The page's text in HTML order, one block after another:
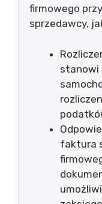
firmowego
sprzedawcy,
stanowi
faktura